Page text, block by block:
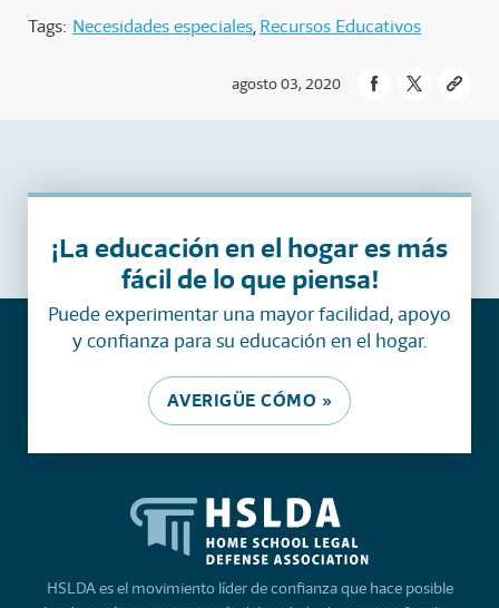
Tags: Necesidades especiales Recursos Educativos
agosto 03, 2020
¡La educación en el hogar es más
fácil de lo que piensa!
Puede experimentar una mayor facilidad, apoyo
y confianza para su educación en el hogar.
AVERIGÜE CÓMO »
HSLDA es el movimiento líder de confianza que hace posible